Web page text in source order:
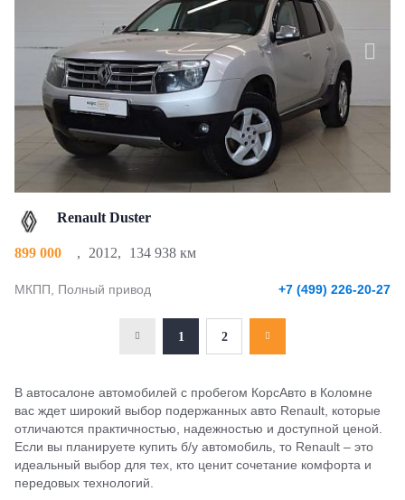
Renault Duster
899 000 , 2012, 134 938 км
МКПП, Полный привод +7 (499) 226-20-27
1 2
В автосалоне автомобилей с пробегом КорсАвто в Коломне
вас ждет широкий выбор подержанных авто Renault, которые
отличаются практичностью, надежностью и доступной ценой.
Если вы планируете купить б/у автомобиль, то Renault – это
идеальный выбор для тех, кто ценит сочетание комфорта и
передовых технологий.